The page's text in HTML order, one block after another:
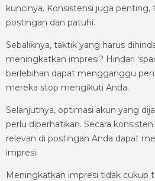
kuncinya. Konsistensi juga penting,
postingan dan patuhi.
Sebaliknya, taktik yang harus
meningkatkan impresi? Hindari
berlebihan dapat mengganggu
mereka stop mengikuti Anda.
Selanjutnya, optimasi akun yang
perlu diperhatikan. Secara
relevan di postingan Anda dapat
impresi.
Meningkatkan impresi tidak cukup